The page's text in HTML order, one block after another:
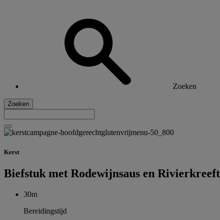
Zoeken
Zoeken
Kerst
Biefstuk met Rodewijnsaus en
30m
Bereidingstijd